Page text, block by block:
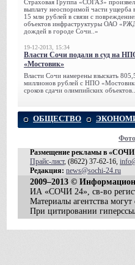
Страховая Группа «СОГАЗ»
выплату неоспоримой части ущерба
15 млн рублей в связи с
объектов инфраструктуры ОАО
дождей в городе Сочи..»
19-12-2013, 15:34
Власти Сочи подали в суд на
«Мостовик»
Власти Сочи намерены взыскать
миллионов рублей с НПО
сроков сдачи олимпийских
ОБЩЕСТВО
Размещение рекламы в «СОЧИ
Прайс-лист, (8622) 37-62-16,
Редакция: news@sochi-24.ru
2009–2013 ©
ИА «СОЧИ 24», св-во
Материалы агентства
При цитировании